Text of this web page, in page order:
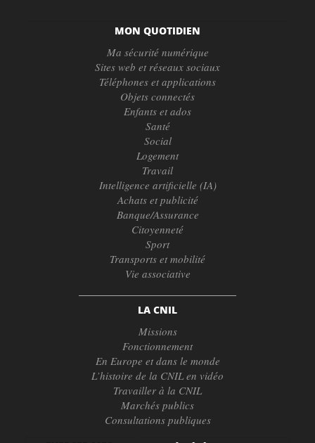
MON QUOTIDIEN
Ma sécurité numérique
Sites web et réseaux sociaux
Téléphones et applications
Objets connectés
Enfants et ados
Santé
Social
Logement
Travail
Intelligence artificielle (IA)
Achats et publicité
Banque/Assurance
Citoyenneté
Sport
Transports et mobilité
Vie associative
LA CNIL
Missions
Fonctionnement
En Europe et dans le monde
L’histoire de la CNIL en vidéo
Travailler à la CNIL
Marchés publics
Consultations publiques